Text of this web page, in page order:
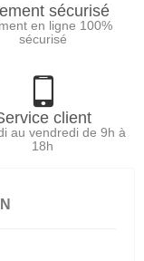
sécurisé
en ligne 100%
sécurisé
client
au vendredi de 9h à
18h